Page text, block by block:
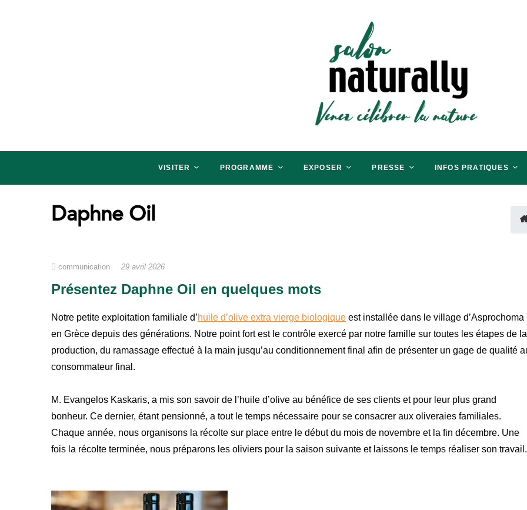
salon NATURALLY Paris
VISITER PROGRAMME EXPOSER PRESSE INFOS PRATIQUES
Daphne Oil
communication 29 avril 2026
Présentez Daphne Oil en quelques mots
Notre petite exploitation familiale d’huile d’olive extra vierge biologique est installée dans le village d’Asprochoma
en Grèce depuis des générations. Notre point fort est le contrôle exercé par notre famille sur toutes les étapes de la
production, du ramassage effectué à la main jusqu’au conditionnement final afin de présenter un gage de qualité
consommateur final.
M. Evangelos Kaskaris, a mis son savoir de l’huile d’olive au bénéfice de ses clients et pour leur plus grand
bonheur. Ce dernier, étant pensionné, a tout le temps nécessaire pour se consacrer aux oliveraies familiales.
Chaque année, nous organisons la récolte sur place entre le début du mois de novembre et la fin décembre. Une
fois la récolte terminée, nous préparons les oliviers pour la saison suivante et laissons le temps réaliser son travail.